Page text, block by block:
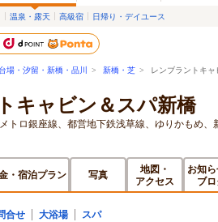
温泉・露天 高級宿 日帰り・デイユース
場・汐留・新橋・品川 > 新橋・芝 > レンブラントキャ
キャビン＆スパ新橋
トロ銀座線、都営地下鉄浅草線、ゆりかもめ
・宿泊プラン 写真
地図・
アクセス
お知ら
ブ
合せ 大浴場 スパ